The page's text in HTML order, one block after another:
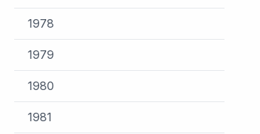
1978
1979
1980
1981